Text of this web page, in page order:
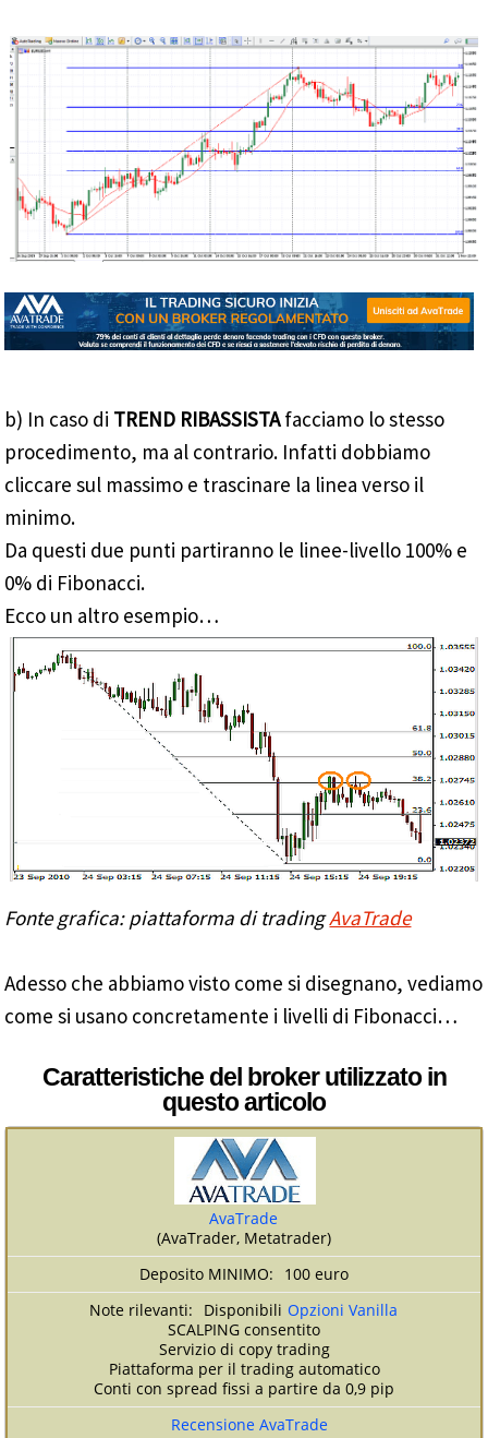
b) In caso di TREND RIBASSISTAfacciamo lo stesso
procedimento, ma al contrario. Infatti dobbiamo
cliccare sul massimo e trascinare la linea verso il
minimo.
Da questi due punti partiranno le linee-livello 100% e
0% di Fibonacci.
Ecco un altro esempio…
Fonte grafica: piattaforma di tradingAvaTrade
Adesso che abbiamo visto come si disegnano, vediamo
come si usano concretamente i livelli di Fibonacci…
Caratteristiche del broker utilizzato in
questo articolo
AvaTrade
(AvaTrader, Metatrader)
100 euro
Disponibili Opzioni Vanilla
SCALPING consentito
Servizio di copy trading
Piattaforma per il trading automatico
Conti con spread fissi a partire da 0,9 pip
Recensione AvaTrade